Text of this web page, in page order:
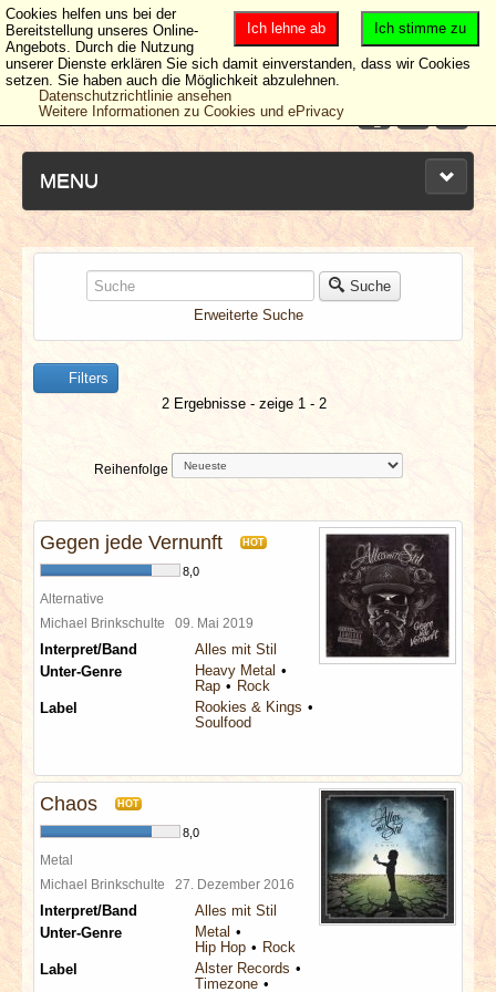
MENU
NEUESTE ARTIKEL
NEWS & DATES
BERICHTE
VERLOSUNGEN
SPECIALS
REDAKTION
LINKS
Suche
Erweiterte Suche
Filters
2 Ergebnisse - zeige 1 - 2
Reihenfolge
Gegen jede Vernunft HOT
8,0
Alternative
Michael Brinkschulte 09. Mai 2019
Interpret/Band
Alles mit Stil
Unter-Genre
Heavy Metal
Rap
Rock
Label
Rookies & Kings
Soulfood
Chaos HOT
8,0
Metal
Michael Brinkschulte 27. Dezember 2016
Interpret/Band
Alles mit Stil
Unter-Genre
Metal
Hip Hop
Rock
Label
Alster Records
Timezone
Ich stimme zu
Ich lehne ab
Cookies helfen uns bei der
Bereitstellung unseres Online-
Angebots. Durch die Nutzung
unserer Dienste erklären Sie sich damit einverstanden, dass wir Cookies
setzen. Sie haben auch die Möglichkeit abzulehnen.
Datenschutzrichtlinie ansehen
Weitere Informationen zu Cookies und ePrivacy